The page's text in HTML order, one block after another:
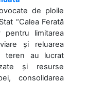
de ploile
“Calea Ferată
pentru limitarea
și reluarea
teren au lucrat
și resurse
consolidarea